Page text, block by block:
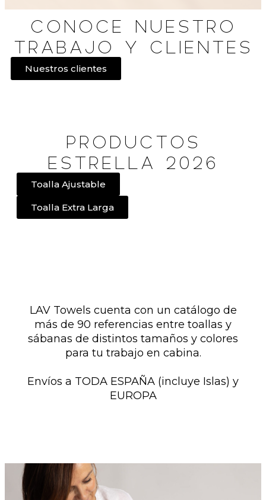
CONOCE NUESTRO
TRABAJO Y CLIENTES
Nuestros clientes
PRODUCTOS
ESTRELLA 2026
Toalla Ajustable
Toalla Extra Larga
LAV Towels cuenta con un catálogo de
más de 90 referencias entre toallas y
sábanas de distintos tamaños y colores
para tu trabajo en cabina.
Envíos a TODA ESPAÑA (incluye Islas) y
EUROPA